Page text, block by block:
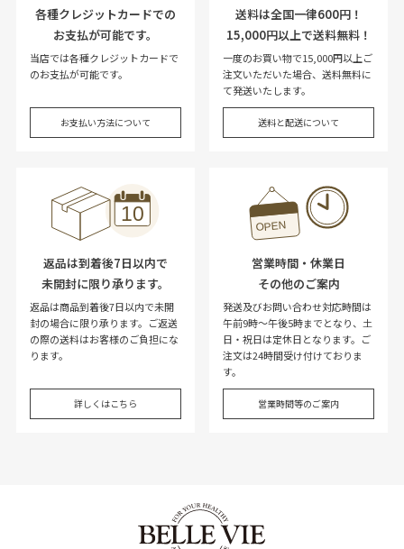
各種クレジットカードでの
お支払が可能です。
当店では各種クレジットカードで
のお支払が可能です。
お支払い方法について
送料は全国一律600円！
15,000円以上で送料無料！
一度のお買い物で15,000円以上ご
注文いただいた場合、送料無料に
て発送いたします。
送料と配送について
返品は到着後7日以内で
未開封に限り承ります。
返品は商品到着後7日以内で未開
封の場合に限り承ります。ご返送
の際の送料はお客様のご負担にな
ります。
詳しくはこちら
営業時間・休業日
その他のご案内
発送及びお問い合わせ対応時間は
午前9時～午後5時までとなり、土
日・祝日は定休日となります。ご
注文は24時間受け付けておりま
す。
営業時間等のご案内